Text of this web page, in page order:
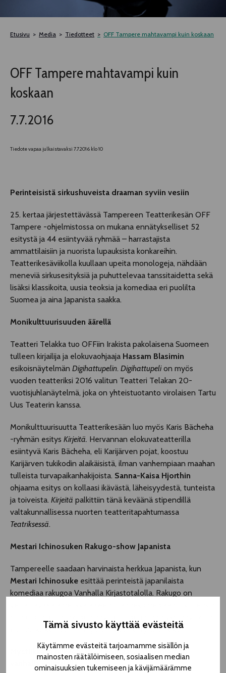
Tämä sivusto käyttää evästeitä
Käytämme evästeitä tarjoamamme sisällön ja
mainosten räätälöimiseen, sosiaalisen median
ominaisuuksien tukemiseen ja kävijämäärämme
TELTTALAB
TAPAHTUMIEN YÖ
Etusivu Media Tiedotteet OFF Tampere mahtavampi kuin koskaan
OFF Tampere mahtavampi kuin
koskaan
7.7.2016
Tiedote vapaa julkaistavaksi 7.7.2016 klo 10
Perinteisistä sirkushuveista draaman syviin vesiin
25. kertaa järjestettävässä Tampereen Teatterikesän OFF
Tampere -ohjelmistossa on mukana ennätykselliset 52
esitystä ja 44 esiintyvää ryhmää – harrastajista
ammattilaisiin ja nuorista lupauksista konkareihin.
Teatterikesäviikolla kuullaan upeita monologeja, nähdään
meneviä sirkusesityksiä ja puhuttelevaa tanssitaidetta sekä
lisäksi klassikoita, uusia teoksia ja komediaa eri puolilta
Suomea ja aina Japanista saakka.
Monikulttuurisuuden äärellä
Teatteri Telakka tuo OFFiin Irakista pakolaisena Suomeen
tulleen kirjailija ja elokuvaohjaaja Hassam Blasimin
esikoisnäytelmän Digihattupelin. Digihattupelion myös
vuoden teatteriksi 2016 valitun Teatteri Telakan 20-
vuotisjuhlanäytelmä, joka on yhteistuotanto virolaisen Tartu
Uus Teaterin kanssa.
Monikulttuurisuutta Teatterikesään luo myös Karis Bächeha
-ryhmän esitys Kirjeitä. Hervannan elokuvateatterilla
esiintyvä Karis Bächeha, eli Karijärven pojat, koostuu
Karijärven tukikodin alaikäisistä, ilman vanhempiaan maahan
tulleista turvapaikanhakijoista. Sanna-Kaisa Hjorthin
ohjaama esitys on kollaasi ikävästä, läheisyydestä, tunteista
ja toiveista. Kirjeitä palkittiin tänä keväänä stipendillä
valtakunnallisessa nuorten teatteritapahtumassa
Teatriksessä.
Mestari Ichinosuken Rakugo-show Japanista
Tampereelle saadaan harvinaista herkkua Japanista, kun
Mestari Ichinosuke esittää perinteistä japanilaista
komediaa rakugoa Vanhalla Kirjastotalolla. Rakugo on
esittää kaikki roolit. Esitys on tekstitetty suomeksi.
Mystiikka ja nukketeatteri kohtaavat Onkiniemen
vanhalla voimalalla